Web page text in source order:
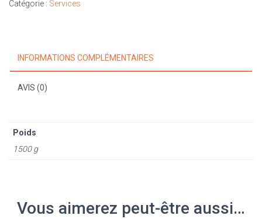
baby
Catégorie : Services
INFORMATIONS COMPLÉMENTAIRES
AVIS (0)
Poids
1500 g
Vous aimerez peut-être aussi…